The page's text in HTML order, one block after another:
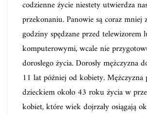
codzienne życie niestety utwierdza
przekonaniu. Panowie są coraz mniej
godziny spędzane przed telewizorem
komputerowymi, wcale nie
dorosłego życia. Dorosły mężczyzna
11 lat później od kobiety. Mężczyzna
dzieckiem około 43 roku życia w
kobiet, które wiek dojrzały osiągają